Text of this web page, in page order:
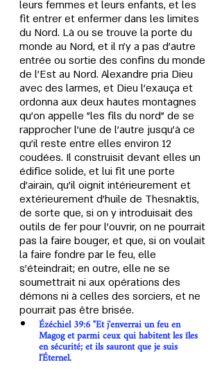
leurs femmes et leurs enfants, et les
fit entrer et enfermer dans les limites
du Nord. Là ou se trouve la porte du
monde au Nord, et il n'y a pas d'autre
entrée ou sortie des confins du monde
de l'Est au Nord. Alexandre pria Dieu
avec des larmes, et Dieu l'exauça et
ordonna aux deux hautes montagnes
qu'on appelle "les fils du nord" de se
rapprocher l'une de l'autre jusqu'à ce
qu'il reste entre elles environ 12
coudées. Il construisit devant elles un
édifice solide, et lui fit une porte
d'airain, qu'il oignit intérieurement et
extérieurement d'huile de Thesnaktîs,
de sorte que, si on y introduisait des
outils de fer pour l'ouvrir, on ne pourrait
pas la faire bouger, et que, si on voulait
la faire fondre par le feu, elle
s'éteindrait; en outre, elle ne se
soumettrait ni aux opérations des
démons ni à celles des sorciers, et ne
pourrait pas être brisée.
Ézéchiel 39:6 "Et j'enverrai un feu en
Magog et parmi ceux qui habitent les îles
en sécurité; et ils sauront que je suis
l'Éternel.